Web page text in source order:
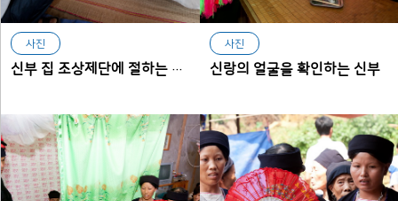
사진
신부 집 조상제단에 절하는 신랑
사진
신랑의 얼굴을 확인하는 신부